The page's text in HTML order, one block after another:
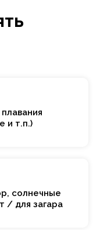
и т.п.)
солнечные
/ для загара